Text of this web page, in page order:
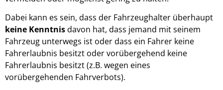
Dabei kann es sein, dass der Fahrzeughalter überhaupt
keine Kenntnisdavon hat, dass jemand mit seinem
Fahrzeug unterwegs ist oder dass ein Fahrer keine
Fahrerlaubnis besitzt oder vorübergehend keine
Fahrerlaubnis besitzt (z.B. wegen eines
vorübergehenden Fahrverbots).